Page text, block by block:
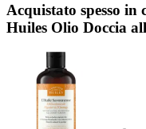
Acquistato spesso in
Huiles Olio Doccia